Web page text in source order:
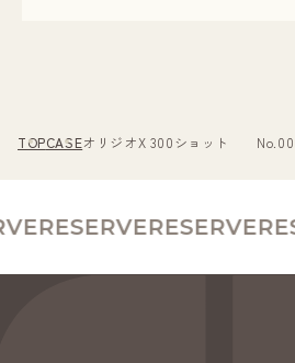
TOPCASEオリジオX 300ショット
RESERVERESERVE